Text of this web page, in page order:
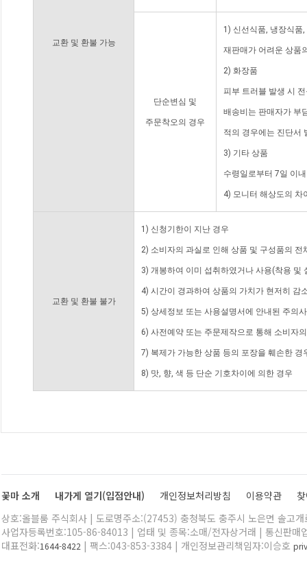
교환 및 환불 가능
단순변심 및
주문착오의 경우
1) 신선식품, 냉장식품
재판매가 어려운 상품
2) 화장품
피부 트러블 발생 시
배송비는 판매자가 부
적의 경우에는 진단서
3) 기타 상품
수령일로부터 7일 이
4) 모니터 해상도의 차
교환 및 환불 불가
1) 신청기한이 지난 경우
2) 소비자의 과실로 인해 상품 및 구성품의
3) 개봉하여 이미 섭취하였거나 사용(착용 및
4) 시간이 경과하여 상품의 가치가 현저히 감
5) 상세정보 또는 사용설명서에 안내된 주의
6) 사전예약 또는 주문제작으로 통해 소비자
7) 복제가 가능한 상품 등의 포장을 훼손한 경
8) 맛, 향, 색 등 단순 기호차이에 의한 경우
꽃마 소개 내가게 열기(입점안내) 개인정보처리방침 이용약관
상호:올블룸 주식회사 | 도로명주소:(27453) 충청북도 충주시 노은면 솔고
사업자등록번호:105-86-84013 | 업태 및 종목:소매/전자상거래 | 통신판매
대표전화:1644-8422 | 팩스:043-853-3384 | 개인정보관리책임자:이승호